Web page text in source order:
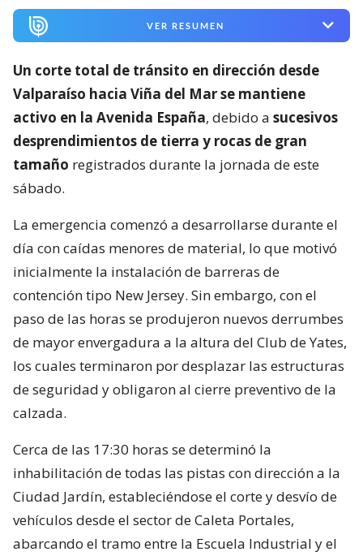
VER RESUMEN
Un corte total de tránsito en dirección desde
Valparaíso hacia Viña del Mar se mantiene
activo en la Avenida España, debido a sucesivos
desprendimientos de tierra y rocas de gran
tamaño registrados durante la jornada de este
sábado.
La emergencia comenzó a desarrollarse durante el
día con caídas menores de material, lo que motivó
inicialmente la instalación de barreras de
contención tipo New Jersey. Sin embargo, con el
paso de las horas se produjeron nuevos derrumbes
de mayor envergadura a la altura del Club de Yates,
los cuales terminaron por desplazar las estructuras
de seguridad y obligaron al cierre preventivo de la
calzada.
Cerca de las 17:30 horas se determinó la
inhabilitación de todas las pistas con dirección a la
Ciudad Jardín, estableciéndose el corte y desvío de
vehículos desde el sector de Caleta Portales,
abarcando el tramo entre la Escuela Industrial y el